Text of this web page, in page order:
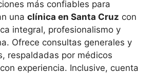
más confiables para
una clínica en Santa Cruz con
integral, profesionalismo y
Ofrece consultas generales y
respaldadas por médicos
experiencia. Inclusive, cuenta